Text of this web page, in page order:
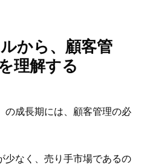
から、顧客管
理解する
の成長期には、顧客管理の必
少なく、売り手市場であるの